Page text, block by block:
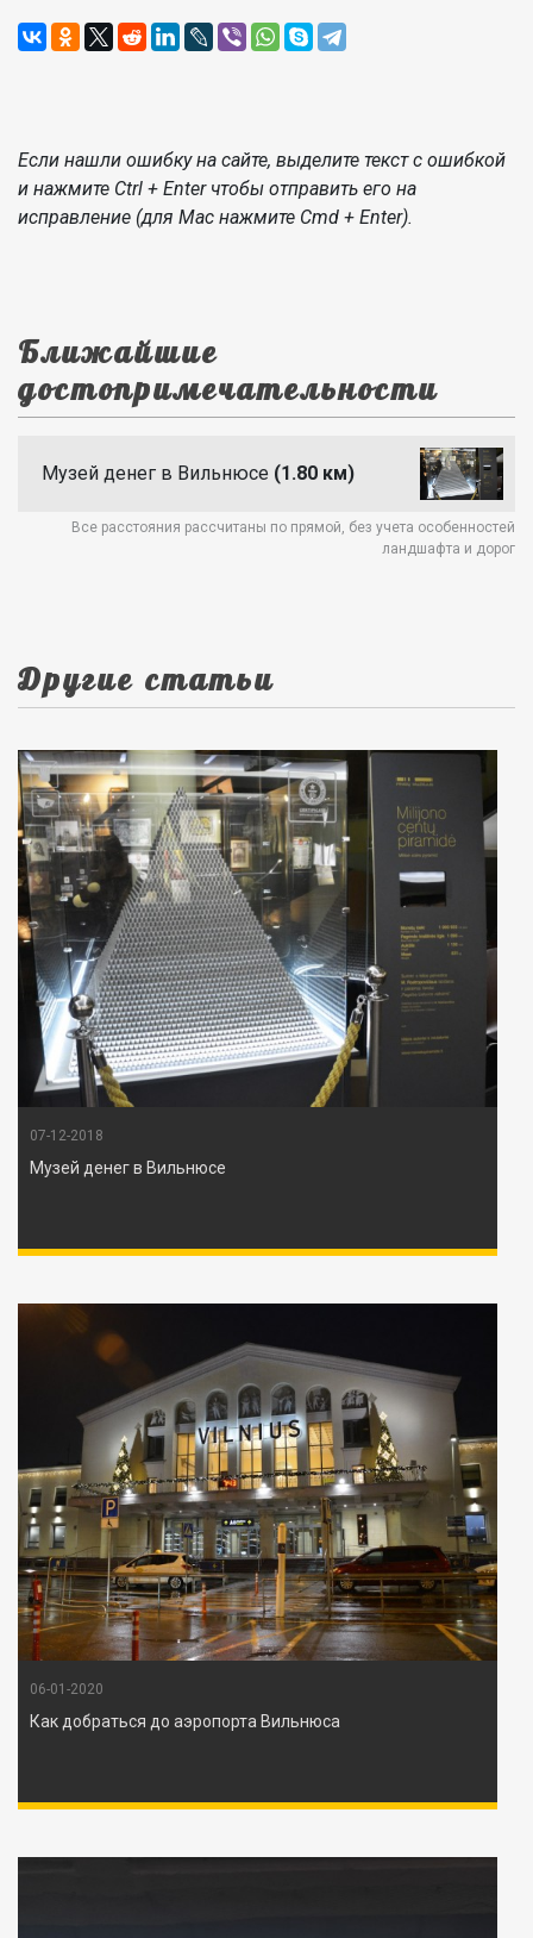
Если нашли ошибку на сайте, выделите текст с ошибкой
и нажмите Ctrl + Enter чтобы отправить его на
исправление (для Mac нажмите Cmd + Enter).
Ближайшие
достопримечательности
Музей денег в Вильнюсе (1.80 км)
Все расстояния рассчитаны по прямой, без учета особенностей
ландшафта и дорог
Другие статьи
07-12-2018
Музей денег в Вильнюсе
06-01-2020
Как добраться до аэропорта Вильнюса